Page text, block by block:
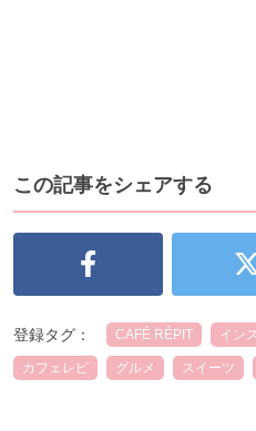
この記事をシェアする
登録タグ： CAFÉ RÉPIT イン
カフェレピ グルメ スイーツ